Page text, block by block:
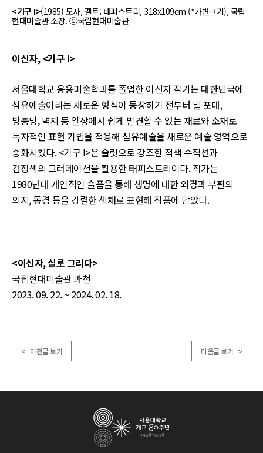
<기구 Ι>(1985) 모사, 펠트; 태피스트리, 318x109cm (*가변크기), 국립
현대미술관 소장. Ⓒ국립현대미술관
이신자, <기구 I>
서울대학교 응용미술학과를 졸업한 이신자 작가는 대한민국에
섬유예술이라는 새로운 형식이 등장하기 전부터 밀 포대,
방충망, 벽지 등 일상에서 쉽게 발견할 수 있는 재료와 소재로
독자적인 표현 기법을 적용해 섬유예술을 새로운 예술 영역으로
승화시켰다. <기구 I>은 슬릿으로 강조한 적색 수직선과
검정색의 그러데이션을 활용한 태피스트리이다. 작가는
1980년대 개인적인 슬픔을 통해 생명에 대한 외경과 부활의
의지, 동경 등을 강렬한 색채로 표현해 작품에 담았다.
<이신자, 실로 그리다>
국립현대미술관 과천
2023. 09. 22. ~ 2024. 02. 18.
< 이전글 보기 다음글 보기 >